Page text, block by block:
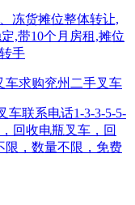
冻货摊位整体转让,
,带10个月房租,摊位
手
车求购兖州二手叉车
车联系电话1-3-3-5-5-
回收电瓶叉车，回
限，数量不限，免费